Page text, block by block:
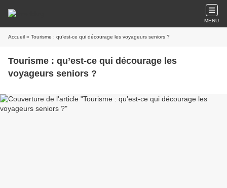
MENU
Accueil » Tourisme : qu’est-ce qui décourage les voyageurs seniors ?
Tourisme : qu’est-ce qui décourage les
voyageurs seniors ?